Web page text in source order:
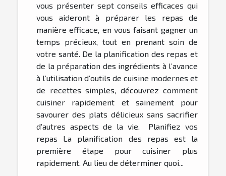
vous présenter sept conseils efficaces qui
vous aideront à préparer les repas de
manière efficace, en vous faisant gagner un
temps précieux, tout en prenant soin de
votre santé. De la planification des repas et
de la préparation des ingrédients à l’avance
à l’utilisation d’outils de cuisine modernes et
de recettes simples, découvrez comment
cuisiner rapidement et sainement pour
savourer des plats délicieux sans sacrifier
d’autres aspects de la vie. Planifiez vos
repas La planification des repas est la
première étape pour cuisiner plus
rapidement. Au lieu de déterminer quoi...